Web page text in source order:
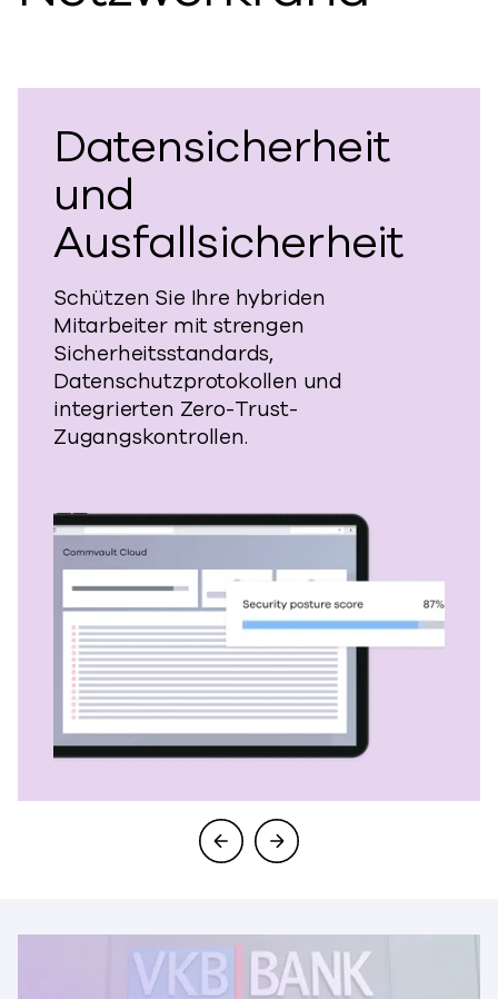
Datensicherheit
und
Ausfallsicherheit
Schützen Sie Ihre hybriden
Mitarbeiter mit strengen
Sicherheitsstandards,
Datenschutzprotokollen und
integrierten Zero-Trust-
Zugangskontrollen.